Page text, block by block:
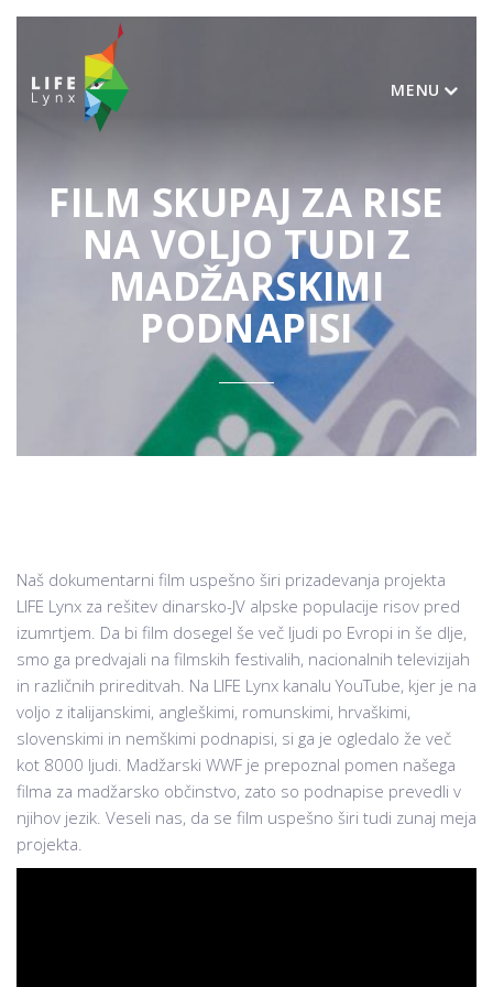
MENU
FILM SKUPAJ ZA RISE
NA VOLJO TUDI Z
MADŽARSKIMI
PODNAPISI
Naš dokumentarni film uspešno širi prizadevanja projekta
LIFE Lynx za rešitev dinarsko-JV alpske populacije risov pred
izumrtjem. Da bi film dosegel še več ljudi po Evropi in še dlje,
smo ga predvajali na filmskih festivalih, nacionalnih televizijah
in različnih prireditvah. Na LIFE Lynx kanalu YouTube, kjer je na
voljo z italijanskimi, angleškimi, romunskimi, hrvaškimi,
slovenskimi in nemškimi podnapisi, si ga je ogledalo že več
kot 8000 ljudi. Madžarski WWF je prepoznal pomen našega
filma za madžarsko občinstvo, zato so podnapise prevedli v
njihov jezik. Veseli nas, da se film uspešno širi tudi zunaj meja
projekta.